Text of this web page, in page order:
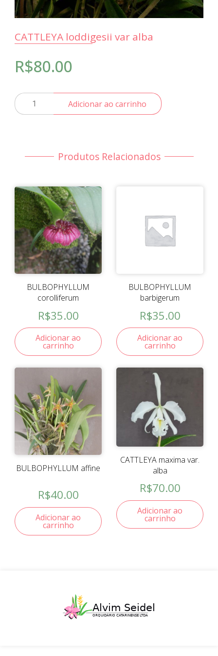
CATTLEYA loddigesii var alba
R$80.00
CATTLEYA
loddigesii
Adicionar ao carrinho
Produtos Relacionados
BULBOPHYLLUM
corolliferum
R$35.00
Adicionar ao
carrinho
BULBOPHYLLUM
barbigerum
R$35.00
Adicionar ao
carrinho
BULBOPHYLLUM affine
R$40.00
Adicionar ao
carrinho
CATTLEYA maxima var.
alba
R$70.00
Adicionar ao
carrinho